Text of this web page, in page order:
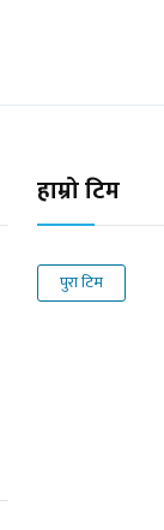
हाम्रो टिम
पुरा टिम